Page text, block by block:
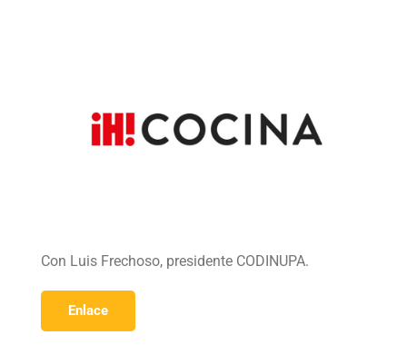
Con Luis Frechoso, presidente CODINUPA.
Enlace